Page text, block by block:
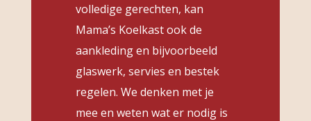
volledige gerechten, kan
Mama’s Koelkast ook de
aankleding en bijvoorbeeld
glaswerk, servies en bestek
regelen. We denken met je
mee en weten wat er nodig is